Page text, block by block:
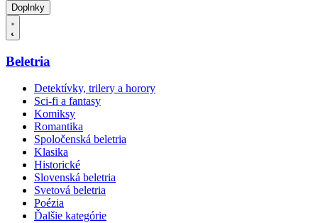
Doplnky
Beletria
Detektívky, trilery a horory
Sci-fi a fantasy
Komiksy
Romantika
Spoločenská beletria
Klasika
Historické
Slovenská beletria
Svetová beletria
Poézia
Ďalšie kategórie